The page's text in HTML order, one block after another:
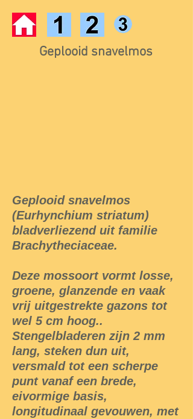
Geplooid snavelmos
Geplooid snavelmos
(Eurhynchium striatum)
bladverliezend uit familie
Brachytheciaceae.
Deze mossoort vormt losse,
groene, glanzende en vaak
vrij uitgestrekte gazons tot
wel 5 cm hoog..
Stengelbladeren zijn 2 mm
lang, steken dun uit,
versmald tot een scherpe
punt vanaf een brede,
eivormige basis,
longitudinaal gevouwen, met